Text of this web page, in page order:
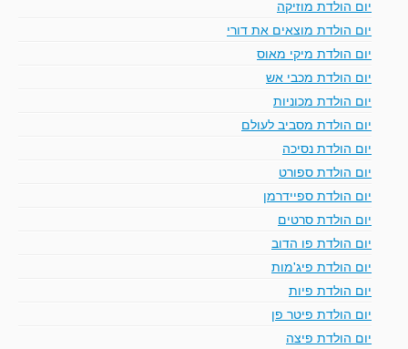
יום הולדת מוזיקה
יום הולדת מוצאים את דורי
יום הולדת מיקי מאוס
יום הולדת מכבי אש
יום הולדת מכוניות
יום הולדת מסביב לעולם
יום הולדת נסיכה
יום הולדת ספורט
יום הולדת ספיידרמן
יום הולדת סרטים
יום הולדת פו הדוב
יום הולדת פיג'מות
יום הולדת פיות
יום הולדת פיטר פן
יום הולדת פיצה